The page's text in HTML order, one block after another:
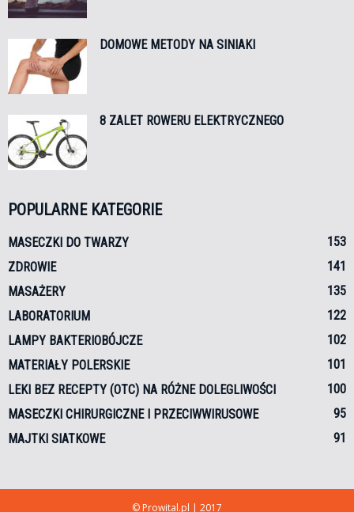
DOMOWE METODY NA SINIAKI
8 ZALET ROWERU ELEKTRYCZNEGO
POPULARNE KATEGORIE
MASECZKI DO TWARZY
153
ZDROWIE
141
MASAŻERY
135
LABORATORIUM
122
LAMPY BAKTERIOBÓJCZE
102
MATERIAŁY POLERSKIE
101
LEKI BEZ RECEPTY (OTC) NA RÓŻNE DOLEGLIWOŚCI
100
MASECZKI CHIRURGICZNE I PRZECIWWIRUSOWE
95
MAJTKI SIATKOWE
91
© Prowital.pl | 2017